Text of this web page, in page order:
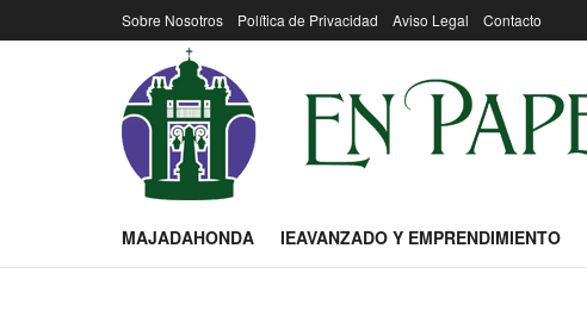
Sobre Nosotros Política de Privacidad Aviso Legal Contacto
MAJADAHONDA IEAVANZADO Y EMPRENDIMIENTO